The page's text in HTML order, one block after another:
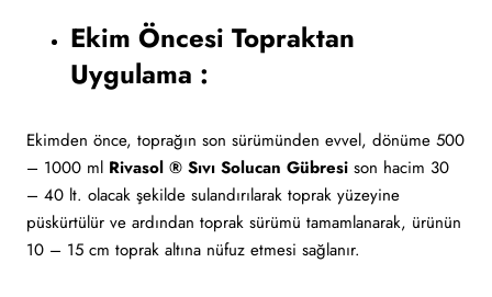
Ekim Öncesi Topraktan
Uygulama :
Ekimden önce, toprağın son sürümünden evvel, dönüme 500
– 1000 ml Rivasol ® Sıvı Solucan Gübresi son hacim 30
– 40 lt. olacak şekilde sulandırılarak toprak yüzeyine
püskürtülür ve ardından toprak sürümü tamamlanarak, ürünün
10 – 15 cm toprak altına nüfuz etmesi sağlanır.